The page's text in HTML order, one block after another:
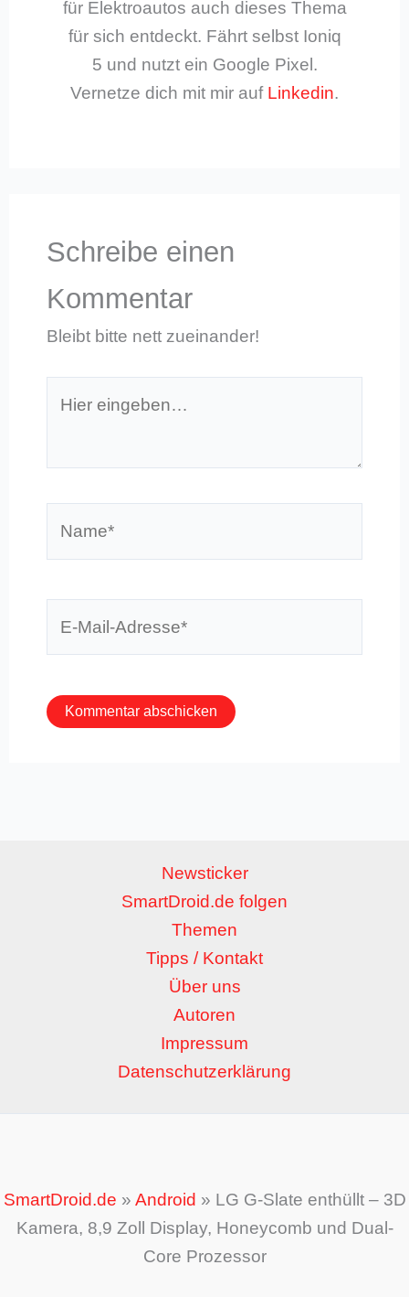
für Elektroautos auch dieses Thema
für sich entdeckt. Fährt selbst Ioniq
5 und nutzt ein Google Pixel.
Vernetze dich mit mir auf Linkedin.
Schreibe einen
Kommentar
Bleibt bitte nett zueinander!
eingeben…
Newsticker
SmartDroid.de folgen
Themen
Tipps / Kontakt
Über uns
Autoren
Impressum
Datenschutzerklärung
SmartDroid.de » Android » LG G-Slate enthüllt – 3D
Kamera, 8,9 Zoll Display, Honeycomb und Dual-
Core Prozessor